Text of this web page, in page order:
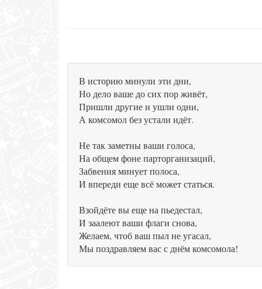
В историю минули эти дни,
Но дело ваше до сих пор живёт,
Пришли другие и ушли одни,
А комсомол без устали идёт.
Не так заметны ваши голоса,
На общем фоне парторганизаций,
Забвения минует полоса,
И впереди еще всё может статься.
Взойдёте вы еще на пьедестал,
И заалеют ваши флаги снова,
Желаем, чтоб ваш пыл не угасал,
Мы поздравляем вас с днём комсомола!